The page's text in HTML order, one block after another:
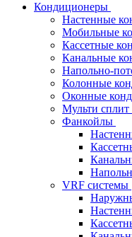
Кондиционеры
Настенные
Мобильные
Кассетные
Канальные
Напольно-
Колонные
Оконные
Мульти сплит
Фанкойлы
VRF системы